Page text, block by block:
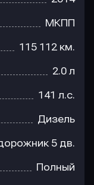
МКПП
115 112 км.
2.0 л
141 л.с.
Дизель
5 дв.
Полный